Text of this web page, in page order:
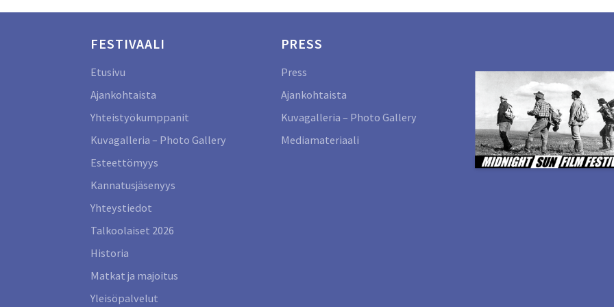
FESTIVAALI
Etusivu
Ajankohtaista
Yhteistyökumppanit
Kuvagalleria – Photo Gallery
Esteettömyys
Kannatusjäsenyys
Yhteystiedot
Talkoolaiset 2026
Historia
Matkat ja majoitus
Yleisöpalvelut
PRESS
Press
Ajankohtaista
Kuvagalleria – Photo Gallery
Mediamateriaali